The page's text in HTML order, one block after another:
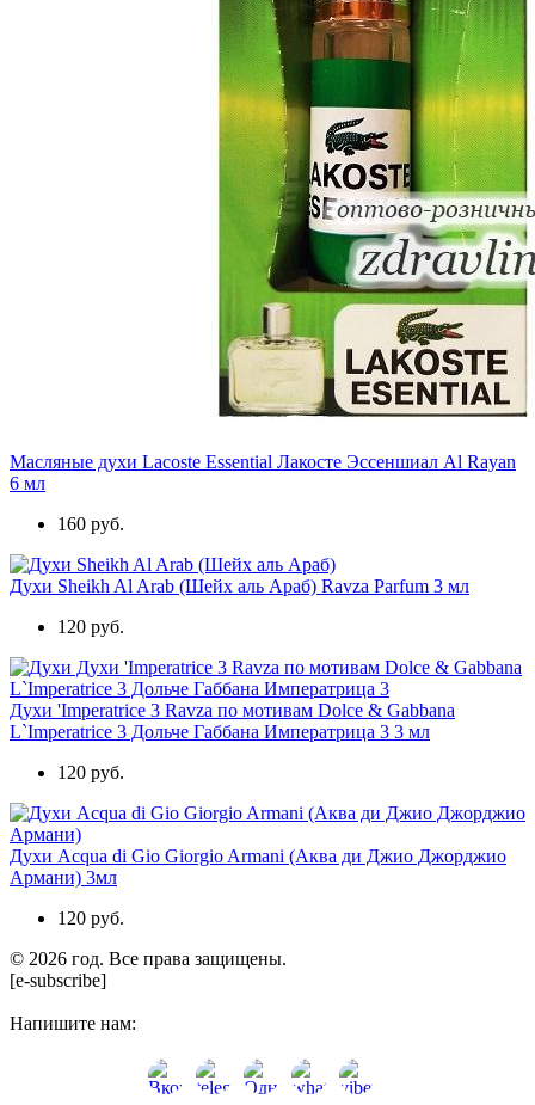
Масляные духи Lacoste Essential Лакосте Эссеншиал Al Rayan
6 мл
160 руб.
Духи Sheikh Al Arab (Шейх аль Араб) Ravza Parfum 3 мл
120 руб.
Духи 'Imperatrice 3 Ravza по мотивам Dolce & Gabbana
L`Imperatrice 3 Дольче Габбана Императрица 3 3 мл
120 руб.
Духи Acqua di Gio Giorgio Armani (Аква ди Джио Джорджио
Армани) 3мл
120 руб.
© 2026 год. Все права защищены.
[e-subscribe]
Напишите нам: